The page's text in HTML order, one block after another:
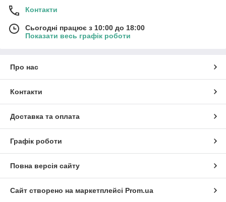
Контакти
Сьогодні працює з 10:00 до 18:00
Показати весь графік роботи
Про нас
Контакти
Доставка та оплата
Графік роботи
Повна версія сайту
Сайт створено на маркетплейсі Prom.ua